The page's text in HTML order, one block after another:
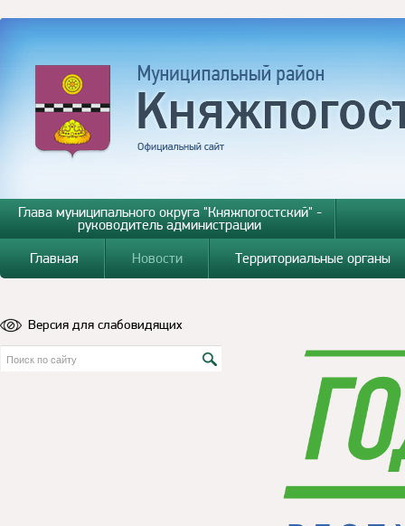
Глава муниципального округа "Княжпогостский" -
руководитель администрации
Главная
Новости Территориальные органы
Версия для слабовидящих